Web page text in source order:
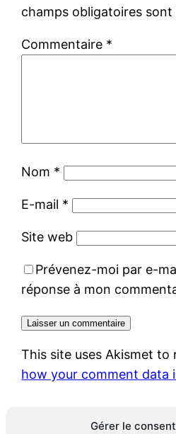
Gérer le
champs obligatoires sont
Commentaire *
Nom *
E-mail *
Site web
Prévenez-moi par e-
réponse à mon
This site uses Akismet to
how your comment data